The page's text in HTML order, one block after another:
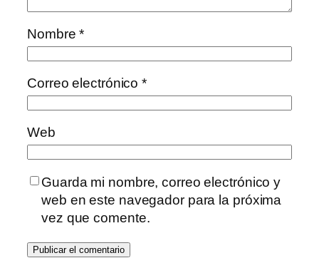
Nombre*
Correo electrónico*
Web
Guarda mi nombre, correo electrónico y
web en este navegador para la próxima
vez que comente.